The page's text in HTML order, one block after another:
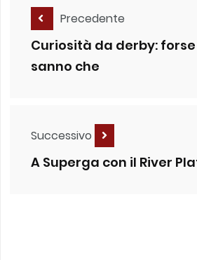
Precedente
Curiosità da derby:
sanno che
Successivo
A Superga con il River